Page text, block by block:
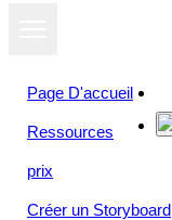
Page D'accueil
Ressources
prix
Créer un Storyboard
Afficher sous
forme de